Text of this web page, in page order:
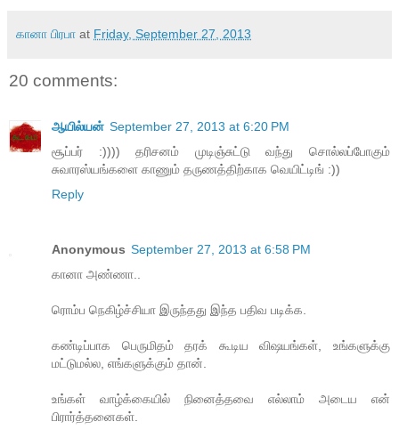
கானா பிரபா at Friday, September 27, 2013
20 comments:
ஆயில்யன் September 27, 2013 at 6:20 PM
சூப்பர் :)))) தரிசனம் முடிஞ்சுட்டு வந்து சொல்லப்போகும்
சுவாரஸ்யங்களை காணும் தருணத்திற்காக வெயிட்டிங் :))
Reply
Anonymous September 27, 2013 at 6:58 PM
கானா அண்ணா..
ரொம்ப நெகிழ்ச்சியா இருந்தது இந்த பதிவ படிக்க.
கண்டிப்பாக பெருமிதம் தரக் கூடிய விஷயங்கள், உங்களுக்கு
மட்டுமல்ல, எங்களுக்கும் தான்.
உங்கள் வாழ்க்கையில் நினைத்தவை எல்லாம் அடைய என்
பிரார்த்தனைகள்.